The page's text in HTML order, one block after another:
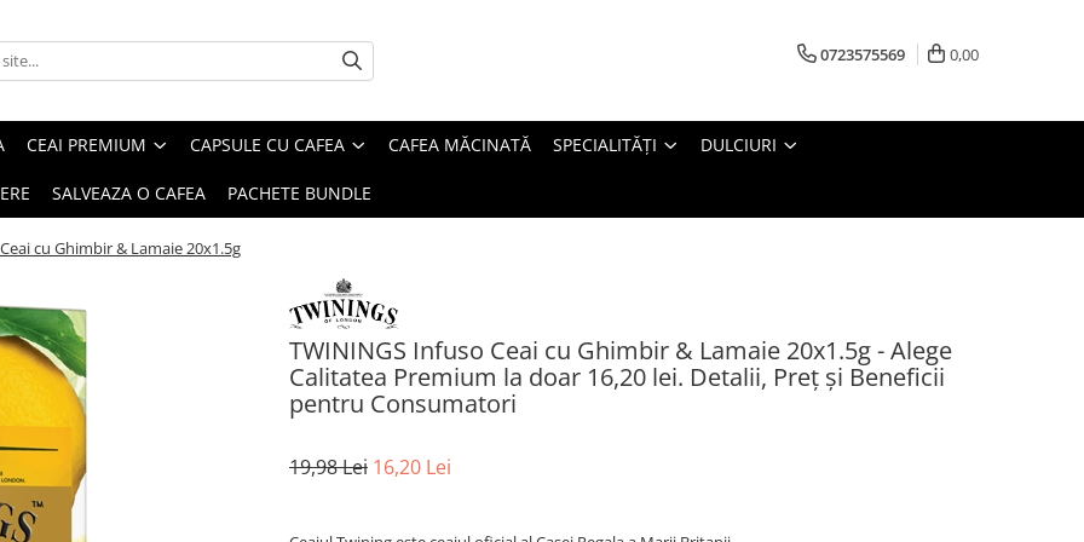
0723575569 0,00
CEAI PREMIUM CAPSULE CU CAFEA CAFEA MĂCINATĂ SPECIALITĂȚI DULCIURI
SALVEAZA O CAFEA PACHETE BUNDLE
cu Ghimbir & Lamaie 20x1.5g
TWININGS Infuso Ceai cu Ghimbir & Lamaie 20x1.5g - Alege
Calitatea Premium la doar 16,20 lei. Detalii, Preț și Beneficii
pentru Consumatori
19,98 Lei 16,20 Lei